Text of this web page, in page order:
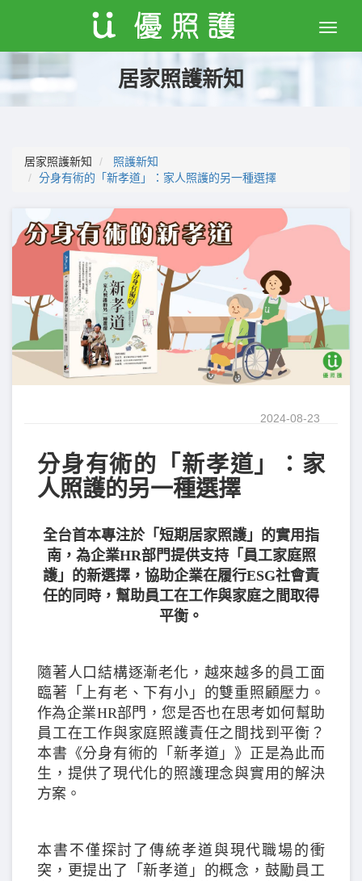
Toggle
居家照護新知
居家照護新知
照護新知
分身有術的「新孝道」：家人照護的另一種選擇
2024-08-23
分身有術的「新孝道」：家
人照護的另一種選擇
全台首本專注於「短期居家照護」的實用指
南，為企業HR部門提供支持「員工家庭照
護」的新選擇，協助企業在履行ESG社會責
任的同時，幫助員工在工作與家庭之間取得
平衡。
隨著人口結構逐漸老化，越來越多的員工面
臨著「上有老、下有小」的雙重照顧壓力。
作為企業HR部門，您是否也在思考如何幫助
員工在工作與家庭照護責任之間找到平衡？
本書《分身有術的「新孝道」》正是為此而
生，提供了現代化的照護理念與實用的解決
方案。
本書不僅探討了傳統孝道與現代職場的衝
突，更提出了「新孝道」的概念，鼓勵員工